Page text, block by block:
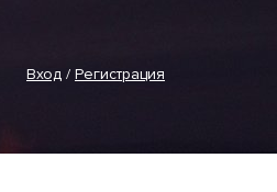
Вход / Регистрация